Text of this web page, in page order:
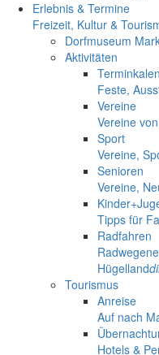
Erlebnis & Termine
Freizeit, Kultur &
Dorfmuseum
Aktivitäten
Feste,
Vereine
Vereine
Sport
Vereine,
Senioren
Vereine,
Tipps für
Radfahren
Hügelland
Tourismus
Anreise
Auf nach
Hotels &